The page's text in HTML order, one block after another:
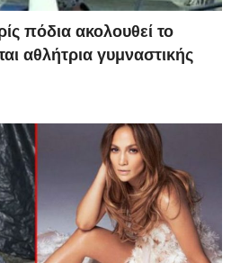
πόδια ακολουθεί το
αθλήτρια γυμναστικής